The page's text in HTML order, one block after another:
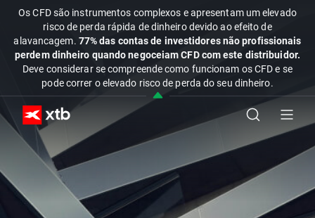
Os CFD são instrumentos complexos e apresentam um elevado
risco de perda rápida de dinheiro devido ao efeito de
alavancagem. 77% das contas de investidores não profissionais
perdem dinheiro quando negoceiam CFD com este distribuidor.
Deve considerar se compreende como funcionam os CFD e se
pode correr o elevado risco de perda do seu dinheiro.